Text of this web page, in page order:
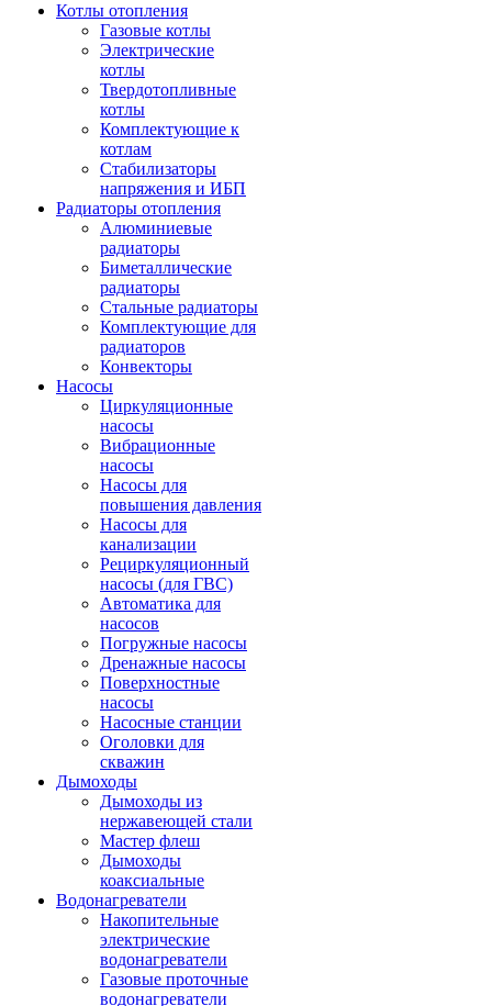
Котлы отопления
Газовые котлы
Электрические
котлы
Твердотопливные
котлы
Комплектующие к
котлам
Стабилизаторы
напряжения и ИБП
Радиаторы отопления
Алюминиевые
радиаторы
Биметаллические
радиаторы
Стальные радиаторы
Комплектующие для
радиаторов
Конвекторы
Насосы
Циркуляционные
насосы
Вибрационные
насосы
Насосы для
повышения давления
Насосы для
канализации
Рециркуляционный
насосы (для ГВС)
Автоматика для
насосов
Погружные насосы
Дренажные насосы
Поверхностные
насосы
Насосные станции
Оголовки для
скважин
Дымоходы
Дымоходы из
нержавеющей стали
Мастер флеш
Дымоходы
коаксиальные
Водонагреватели
Накопительные
электрические
водонагреватели
Газовые проточные
водонагреватели